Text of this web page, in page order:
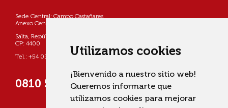
Utilizamos cookies
¡Bienvenido a nuestro sitio web!
Queremos informarte que
utilizamos cookies para mejorar
Sede Central: Campo Castañares
Anexo Centro: Pellegrini 790
Salta, República Argentina
CP: 4400
Tel.: +54 0387 4268800
0810 555 822725 (UCASAL)